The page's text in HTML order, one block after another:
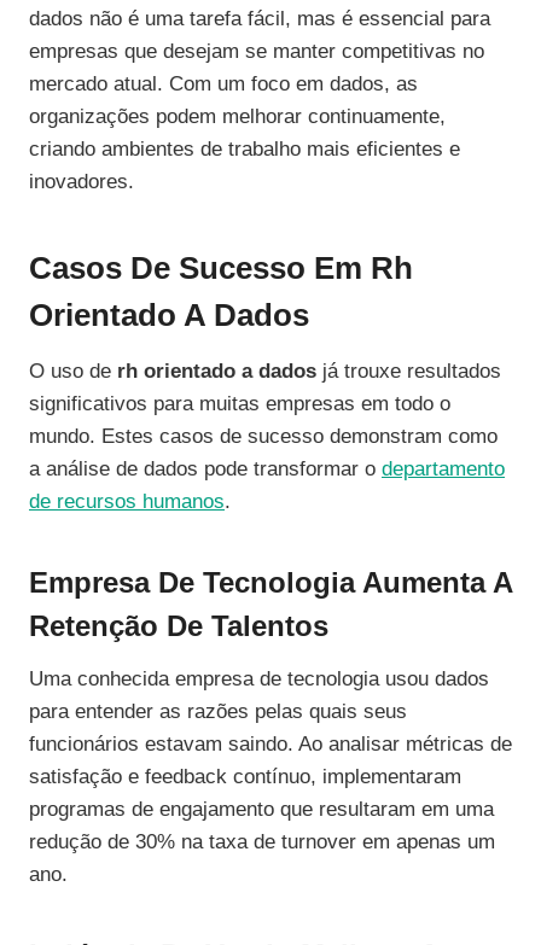
dados não é uma tarefa fácil, mas é essencial para
empresas que desejam se manter competitivas no
mercado atual. Com um foco em dados, as
organizações podem melhorar continuamente,
criando ambientes de trabalho mais eficientes e
inovadores.
Casos De Sucesso Em Rh
Orientado A Dados
O uso de rh orientado a dados já trouxe resultados
significativos para muitas empresas em todo o
mundo. Estes casos de sucesso demonstram como
a análise de dados pode transformar o departamento
de recursos humanos.
Empresa De Tecnologia Aumenta A
Retenção De Talentos
Uma conhecida empresa de tecnologia usou dados
para entender as razões pelas quais seus
funcionários estavam saindo. Ao analisar métricas de
satisfação e feedback contínuo, implementaram
programas de engajamento que resultaram em uma
redução de 30% na taxa de turnover em apenas um
ano.